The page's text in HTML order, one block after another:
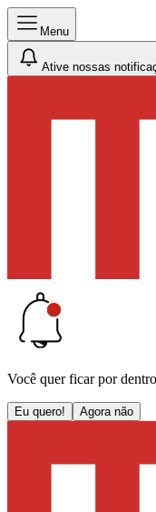
Menu
Ative nossas
Você quer ficar por
Eu quero! Agora não